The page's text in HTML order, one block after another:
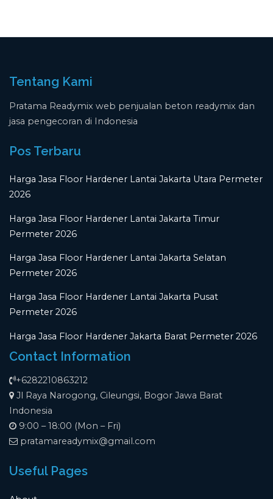
Tentang Kami
Pratama Readymix web penjualan beton readymix dan
jasa pengecoran di Indonesia
Pos Terbaru
Harga Jasa Floor Hardener Lantai Jakarta Utara Permeter
2026
Harga Jasa Floor Hardener Lantai Jakarta Timur
Permeter 2026
Harga Jasa Floor Hardener Lantai Jakarta Selatan
Permeter 2026
Harga Jasa Floor Hardener Lantai Jakarta Pusat
Permeter 2026
Harga Jasa Floor Hardener Jakarta Barat Permeter 2026
Contact Information
+6282210863212
Jl Raya Narogong, Cileungsi, Bogor Jawa Barat
Indonesia
9:00 – 18:00 (Mon – Fri)
pratamareadymix@gmail.com
Useful Pages